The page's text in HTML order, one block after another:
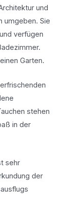
und
umgeben. Sie
verfügen
Garten.
stehen
in der
sehr
der